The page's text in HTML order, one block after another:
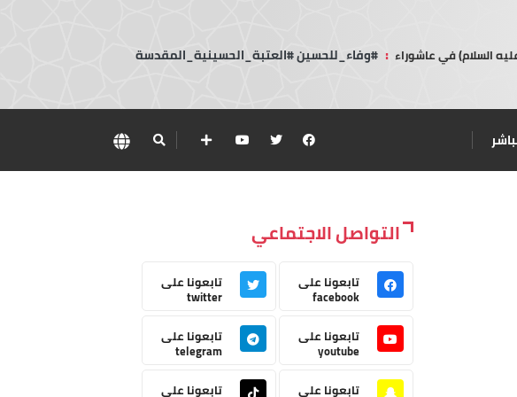
السلام) في عاشوراء : #وفاء_للحسين #العتبة_الحسينية_المقدسة
التواصل الاجتماعي
تابعونا على
facebook
تابعونا على
twitter
تابعونا على
youtube
تابعونا على
telegram
تابعونا على
تابعونا على